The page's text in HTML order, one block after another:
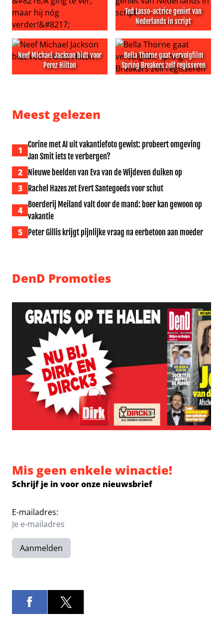
Vraag het aan Lieve: ‘Ik ging te ver, maar hij nóg verder!’
Ted Lasso-actrice geniet van
Nederlands in script
Ted Lasso-actrice geniet
Neef Michael Jackson bidt voor
Perez Hilton
Bella Thorne gaat vervolgfilm
Spring Breakers zelf regisseren
Meest gelezen
1
Corine met AI uit vakantiefoto gewist: probeert omgeving
Jan Smit iets te verbergen?
2 Nieuwe beelden van Eva van de Wijdeven duiken op
3 Rachel Hazes zet Evert Santegoeds voor schut
4
Boerderij Meiland valt door de mand: boer kan gewoon op
vakantie
5 Peter Gillis krijgt pijnlijke vraag na eerbetoon aan moeder
DenD Promoties
Mis geen enkele winactie!
Schrijf je in voor onze nieuwsbrief
E-mailadres:
Aanmelden